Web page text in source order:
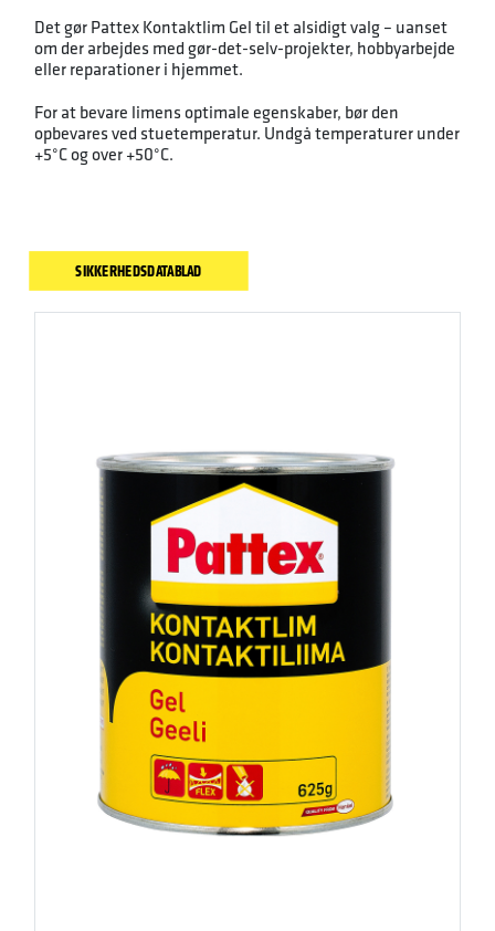
Det gør Pattex Kontaktlim Gel til et alsidigt valg – uanset
om der arbejdes med gør-det-selv-projekter, hobbyarbejde
eller reparationer i hjemmet.
For at bevare limens optimale egenskaber, bør den
opbevares ved stuetemperatur. Undgå temperaturer under
+5°C og over +50°C.
SIKKERHEDSDATABLAD